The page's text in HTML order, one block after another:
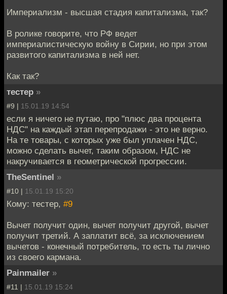
Империализм - высшая стадия капитализма, так?
В ролике говорите, что РФ ведет
империалистическую войну в Сирии, но при этом
развитого капитализма в ней нет.
Как так?
тестер »
#9 | 15.01.19 14:54
если я ничего не путаю, про "плюс два процента
НДС" на каждый этап перепродажи - это не верно.
На те товары, с которых уже был уплачен НДС,
можно сделать вычет, таким образом, НДС не
накручивается в геометрической прогрессии.
TheSentinel »
#10 | 15.01.19 15:20
Кому: тестер, #9
Вычет получит один, вычет получит другой, вычет
получит третий. А заплатит всё, за исключением
вычетов - конечный потребитель, то есть ты лично
из своего кармана.
Painmailer »
#11 | 15.01.19 15:24